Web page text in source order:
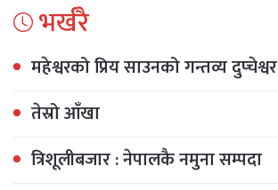
भर्खरै
महेश्वरको प्रिय साउनको गन्तव्य दुप्चेश्वर
तेस्रो आँखा
त्रिशूलीबजार : नेपालकै नमुना सम्पदा